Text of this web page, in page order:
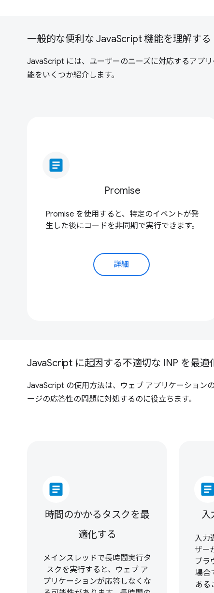
一般的な便利な JavaScript 機能を理解する
JavaScript には、ユーザーのニーズに対応するアプ
能をいくつか紹介します。
article
Promise
Promise を使用すると、特定のイベントが発
生した後にコードを非同期で実行できます。
詳細
JavaScript に起因する不適切な INP を最適
JavaScript の使用方法は、ウェブ アプリケーションの
ージの応答性の問題に対処するのに役立ちます。
article
時間のかかるタスクを最
適化する
メインスレッドで長時間実行タ
スクを実行すると、ウェブ ア
プリケーションが応答しなくな
article
入
入力
ザー
ブラ
場合
ある